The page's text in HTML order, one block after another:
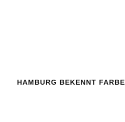
HAMBURG BEKENNT FARBE